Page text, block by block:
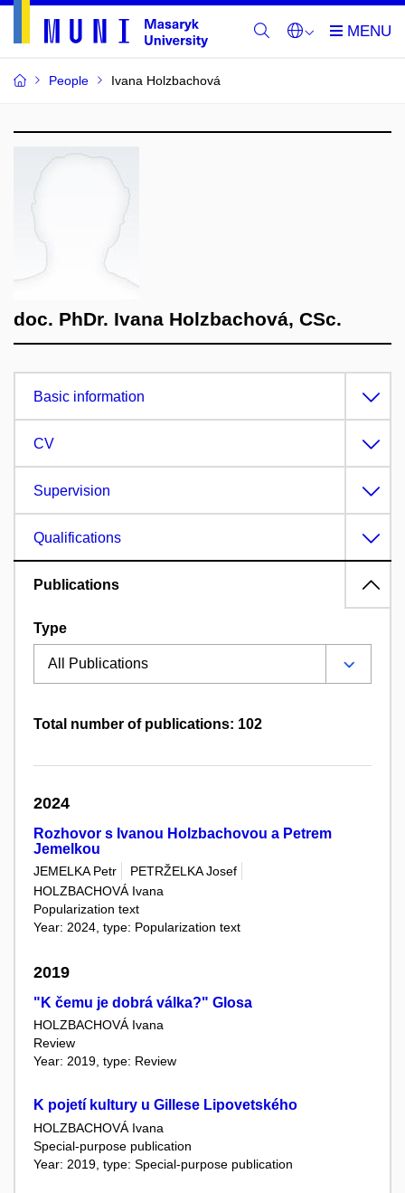
People Ivana Holzbachová
doc. PhDr. Ivana Holzbachová, CSc.
Basic information
CV
Supervision
Qualifications
Publications
Type
Total number of publications: 102
2024
Rozhovor s Ivanou Holzbachovou a Petrem
Jemelkou
JEMELKA Petr
PETRŽELKA Josef
HOLZBACHOVÁ Ivana
Popularization text
Year: 2024, type: Popularization text
2019
"K čemu je dobrá válka?" Glosa
HOLZBACHOVÁ Ivana
Review
Year: 2019, type: Review
K pojetí kultury u Gillese Lipovetského
HOLZBACHOVÁ Ivana
Special-purpose publication
Year: 2019, type: Special-purpose publication